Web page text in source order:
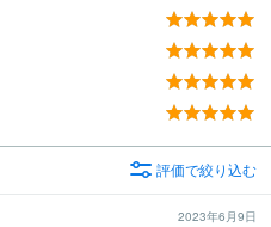
評価で絞り込む
2023年6月9日